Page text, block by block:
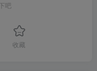
吧
收藏